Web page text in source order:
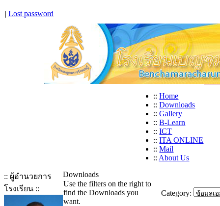
| Lost password
:: Home
:: Downloads
:: Gallery
:: B-Learn
:: ICT
:: ITA ONLINE
:: Mail
:: About Us
:: ผู้อำนวยการ
โรงเรียน ::
Downloads
Use the filters on the right to
find the Downloads you
want.
Category: